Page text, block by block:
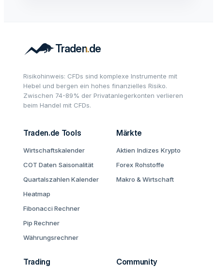
Risikohinweis: CFDs sind komplexe Instrumente mit
Hebel und bergen ein hohes finanzielles Risiko.
Zwischen 74-89% der Privatanlegerkonten verlieren
beim Handel mit CFDs.
Traden.de Tools
Wirtschaftskalender
COT Daten Saisonalität
Quartalszahlen Kalender
Heatmap
Fibonacci Rechner
Pip Rechner
Währungsrechner
Märkte
Aktien Indizes Krypto
Forex Rohstoffe
Makro & Wirtschaft
Trading Community